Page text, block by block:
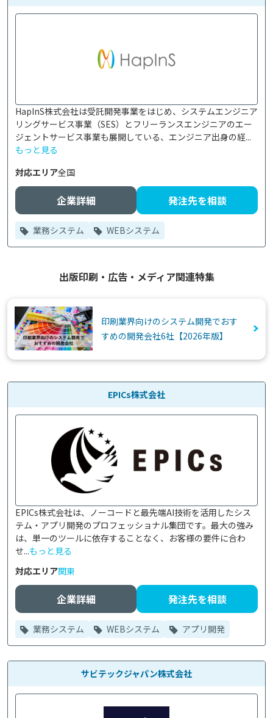
HapInS株式会社は受託開発事業をはじめ、システムエンジニア
リングサービス事業（SES）とフリーランスエンジニアのエー
ジェントサービス事業も展開している、エンジニア出身の経...
もっと見る
対応エリア全国
企業詳細 発注先を相談
業務システム WEBシステム
出版印刷・広告・メディア関連特集
印刷業界向けのシステム開発でおす
すめの開発会社6社【2026年版】
EPICs株式会社
EPICs株式会社は、ノーコードと最先端AI技術を活用したシス
テム・アプリ開発のプロフェッショナル集団です。最大の強み
は、単一のツールに依存することなく、お客様の要件に合わ
せ...もっと見る
対応エリア関東
企業詳細 発注先を相談
業務システム WEBシステム アプリ開発
サビテックジャパン株式会社